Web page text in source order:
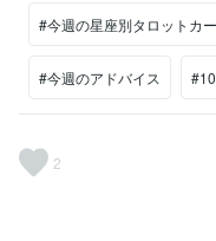
#今週の星座別タロットカ
#今週のアドバイス
2